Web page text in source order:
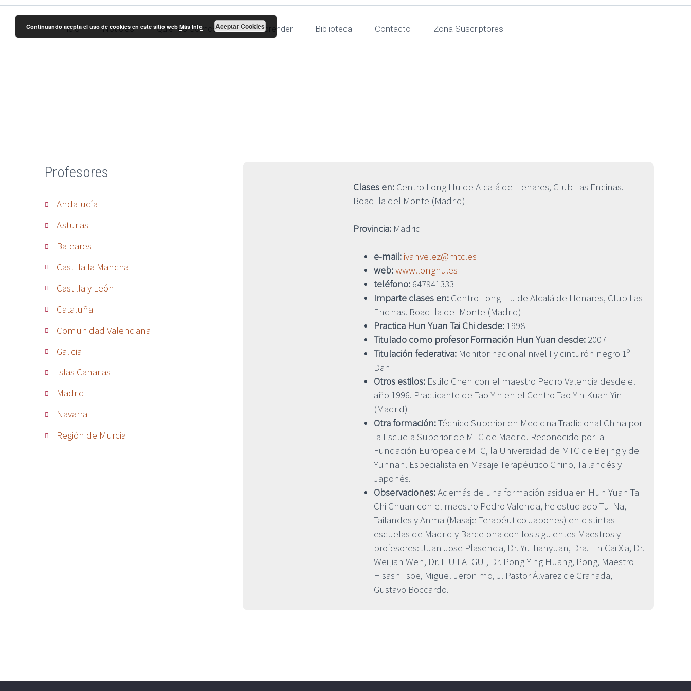
Inicio Noticias Quienes Somos Para aprender Biblioteca Contacto Zona Suscriptores
Profesores
Andalucía
Asturias
Baleares
Castilla la Mancha
Castilla y León
Cataluña
Comunidad Valenciana
Galicia
Islas Canarias
Madrid
Navarra
Región de Murcia
Clases en: Centro Long Hu de Alcalá de Henares, Club Las Encinas.
Boadilla del Monte (Madrid)
Provincia: Madrid
e-mail: ivanvelez@mtc.es
web:www.longhu.es
teléfono: 647941333
Imparte clases en: Centro Long Hu de Alcalá de Henares, Club Las
Encinas. Boadilla del Monte (Madrid)
Practica Hun Yuan Tai Chi desde: 1998
Titulado como profesor Formación Hun Yuan desde: 2007
Titulación federativa: Monitor nacional nivel I y cinturón negro 1º
Dan
Otros estilos: Estilo Chen con el maestro Pedro Valencia desde el
año 1996. Practicante de Tao Yin en el Centro Tao Yin Kuan Yin
(Madrid)
Otra formación:Técnico Superior en Medicina Tradicional China por
la Escuela Superior de MTC de Madrid. Reconocido por la
Fundación Europea de MTC, la Universidad de MTC de Beijing y de
Yunnan. Especialista en Masaje Terapéutico Chino, Tailandés y
Japonés.
Observaciones:Además de una formación asidua en Hun Yuan Tai
Chi Chuan con el maestro Pedro Valencia, he estudiado Tui Na,
Tailandes y Anma (Masaje Terapéutico Japones) en distintas
escuelas de Madrid y Barcelona con los siguientes Maestros y
profesores: Juan Jose Plasencia, Dr. Yu Tianyuan, Dra. Lin Cai Xia, Dr.
Wei jian Wen, Dr. LIU LAI GUI, Dr. Pong Ying Huang, Pong, Maestro
Hisashi Isoe, Miguel Jeronimo, J. Pastor Álvarez de Granada,
Gustavo Boccardo.
Continuando acepta el uso de cookies en este sitio web Más Info Aceptar Cookies